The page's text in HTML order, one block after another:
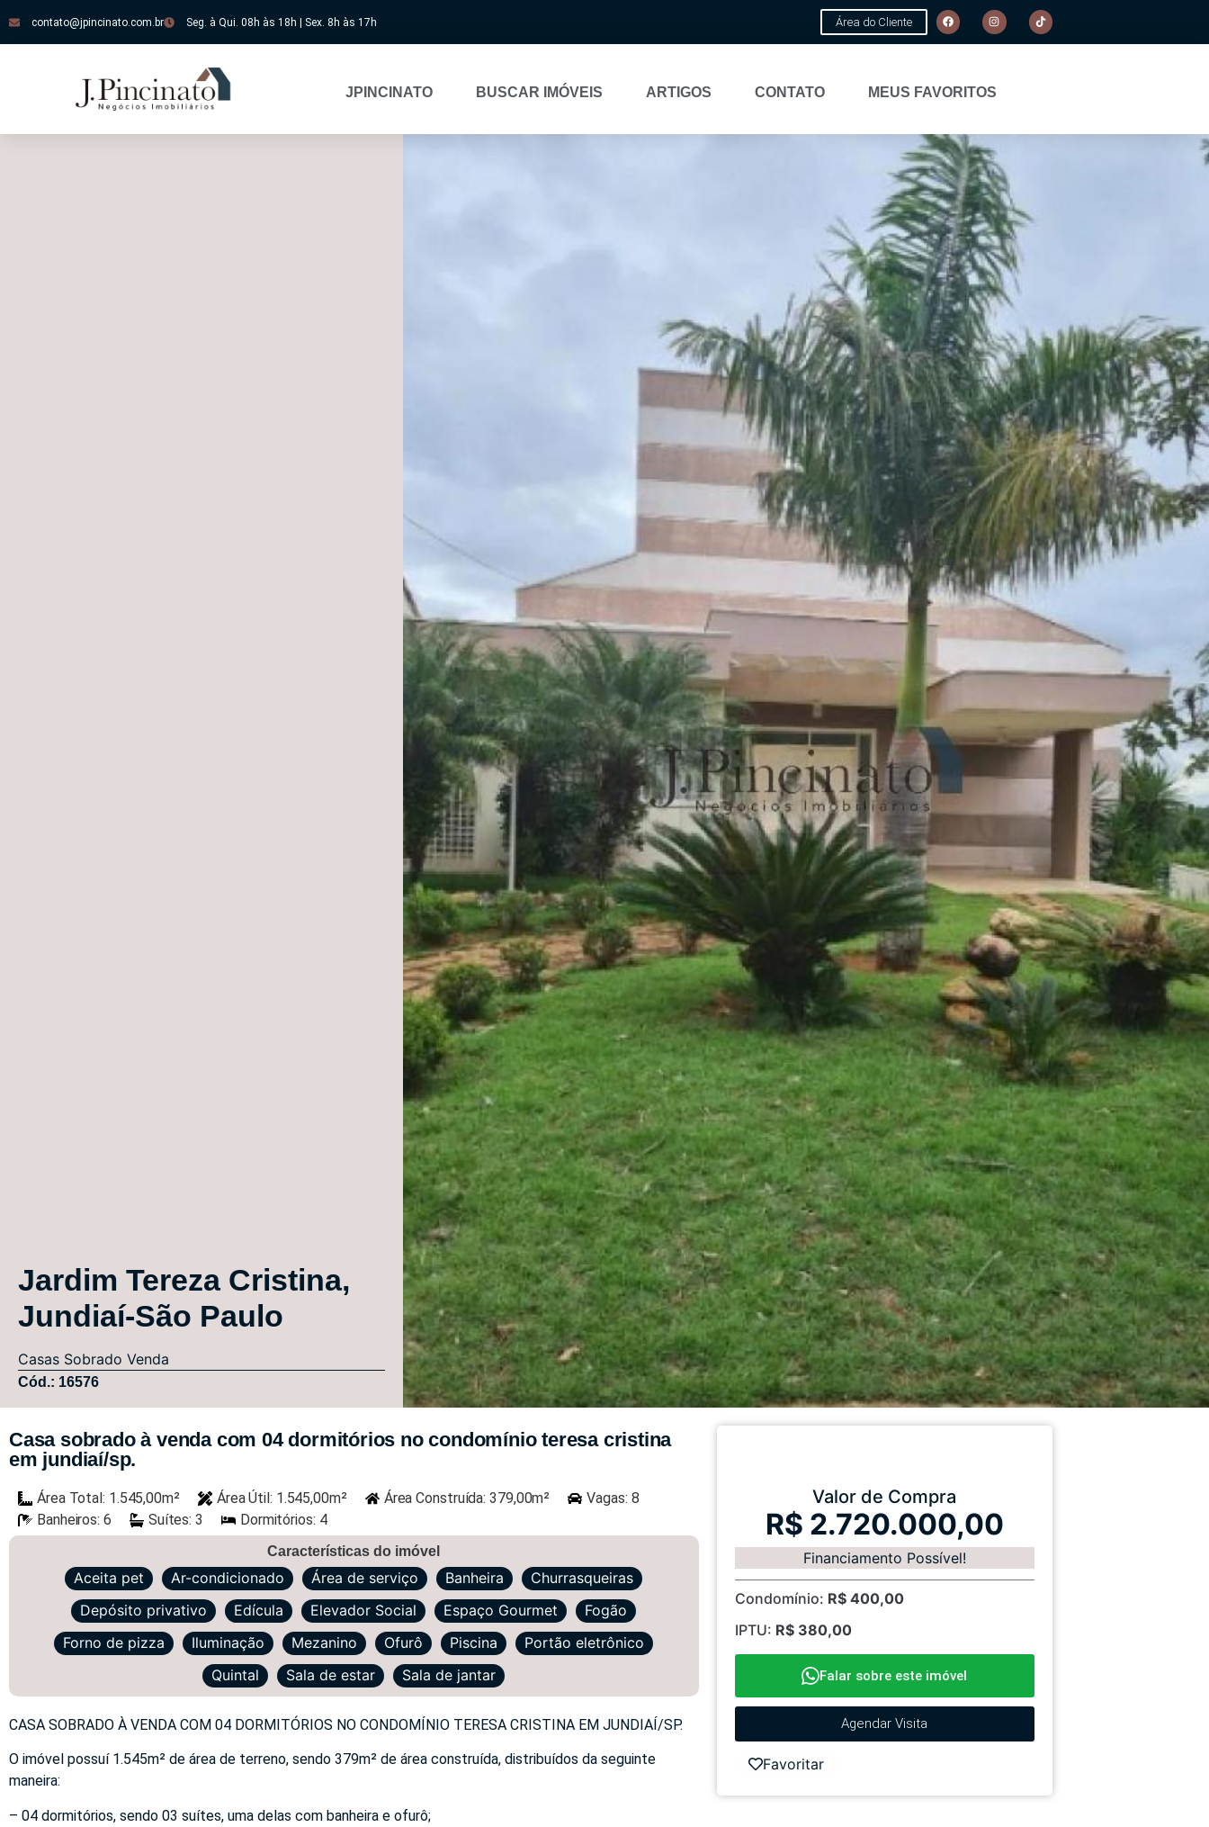
contato@jpincinato.com.br Seg. à Qui. 08h às 18h | Sex. 8h às 17h Área do Cliente
JPINCINATO BUSCAR IMÓVEIS ARTIGOS CONTATO MEUS FAVORITOS
Jardim Tereza Cristina,
Jundiaí-São Paulo
Casas Sobrado Venda
Cód.: 16576
Casa sobrado à venda com 04 dormitórios no condomínio teresa cristina
em jundiaí/sp.
Área Total: 1.545,00m² Área Útil: 1.545,00m² Área Construída: 379,00m²
Vagas: 8
Banheiros: 6
Suítes: 3 Dormitórios: 4
Características do imóvel
Aceita pet Ar-condicionado Área de serviço Banheira
Churrasqueiras
Depósito privativo
Edícula Elevador Social Espaço Gourmet
Fogão
Forno de pizza
Iluminação Mezanino Ofurô Piscina
Portão eletrônico
Quintal
Sala de estar Sala de jantar
CASA SOBRADO À VENDA COM 04 DORMITÓRIOS NO CONDOMÍNIO TERESA CRISTINA EM JUNDIAÍ/SP.
O imóvel possuí 1.545m² de área de terreno, sendo 379m² de área construída, distribuídos da seguinte
maneira:
– 04 dormitórios, sendo 03 suítes, uma delas com banheira e ofurô;
Valor de Compra
R$ 2.720.000,00
Financiamento Possível!
Condomínio: R$ 400,00
IPTU: R$ 380,00
Falar sobre este imóvel
Agendar Visita
Favoritar